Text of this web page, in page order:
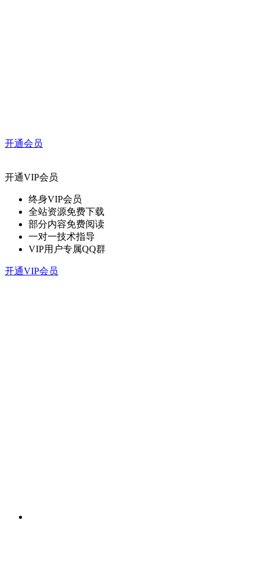
开通会员
开通VIP会员
终身VIP会员
全站资源免费下载
部分内容免费阅读
一对一技术指导
VIP用户专属QQ群
开通VIP会员